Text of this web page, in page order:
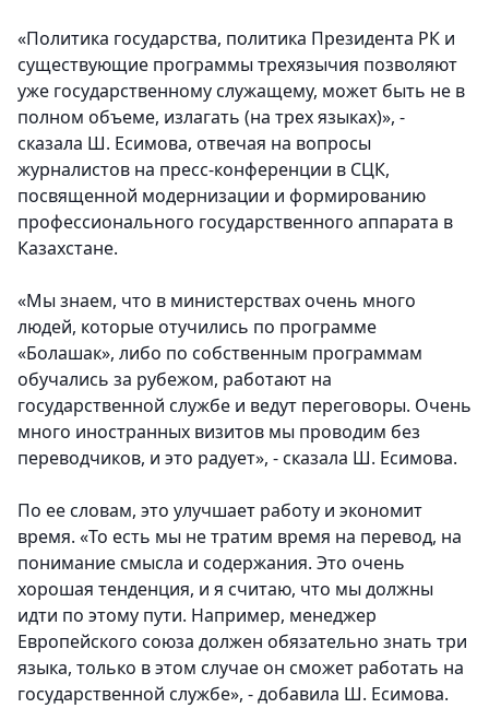
«Политика государства, политика Президента РК и
существующие программы трехязычия позволяют
уже государственному служащему, может быть не в
полном объеме, излагать (на трех языках)», -
сказала Ш. Есимова, отвечая на вопросы
журналистов на пресс-конференции в СЦК,
посвященной модернизации и формированию
профессионального государственного аппарата в
Казахстане.
«Мы знаем, что в министерствах очень много
людей, которые отучились по программе
«Болашак», либо по собственным программам
обучались за рубежом, работают на
государственной службе и ведут переговоры. Очень
много иностранных визитов мы проводим без
переводчиков, и это радует», - сказала Ш. Есимова.
По ее словам, это улучшает работу и экономит
время. «То есть мы не тратим время на перевод, на
понимание смысла и содержания. Это очень
хорошая тенденция, и я считаю, что мы должны
идти по этому пути. Например, менеджер
Европейского союза должен обязательно знать три
языка, только в этом случае он сможет работать на
государственной службе», - добавила Ш. Есимова.